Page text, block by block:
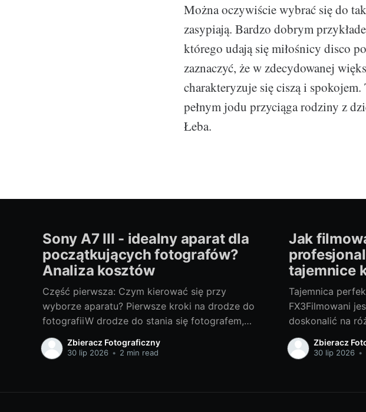
Można oczywiście wybrać się do
zasypiają. Bardzo dobrym
którego udają się miłośnicy disco
zaznaczyć, że w zdecydowanej
charakteryzuje się ciszą i spokojem.
pełnym jodu przyciąga rodziny z
Łeba.
Sony A7 III - idealny aparat dla
początkujących fotografów?
Analiza kosztów
Część pierwsza: Czym kierować się przy
wyborze aparatu? Pierwsze kroki na drodze do
fotografiiW drodze do stania się fotografem,
wybór odpowiedniego sprzętu jest jednym z
najważniejszych kroków. Bez względu na to,
aparat może znacznie wpłynąć na Twoje
Zbieracz Fotograficzny
30 lip 2026 • 2 min read
Jak
tajemnice
Tajemnica
FX3Filmowani
doskonalić na
jest wybór
chcielibyśmy
podejście do
Zbieracz
30 lip 2026 •